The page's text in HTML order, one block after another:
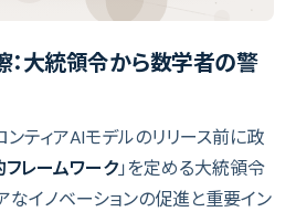
大統領令から数学者の警
ンティアAIモデルのリリース前に政
レームワーク」を定める大統領令
なイノベーションの促進と重要イン